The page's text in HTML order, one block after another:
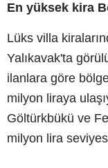
En yüksek kira
Lüks villa
Yalıkavak'ta
ilanlara göre
milyon liraya
Göltürkbükü ve
milyon lira